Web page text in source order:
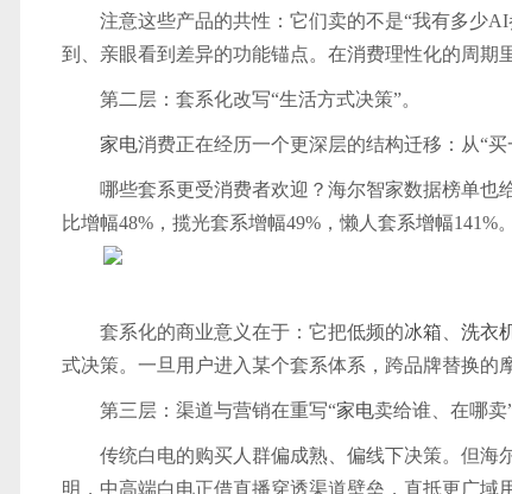
注意这些产品的共性：它们卖的不是“我有多少
到、亲眼看到差异的功能锚点。在消费理性化的周期
第二层：套系化改写“生活方式决策”。
家电消费正在经历一个更深层的结构迁移：从“买
哪些套系更受消费者欢迎？海尔智家数据榜单也
比增幅48%，揽光套系增幅49%，懒人套系增幅141%。
套系化的商业意义在于：它把低频的冰箱 洗衣
式决策。一旦用户进入某个套系体系，跨品牌替换
第三层：渠道与营销在重写“家电卖给谁、在哪卖”
传统白电的购买人群偏成熟、偏线下决策。但海
明，中高端白电正借直播穿透渠道壁垒，直抵更广域